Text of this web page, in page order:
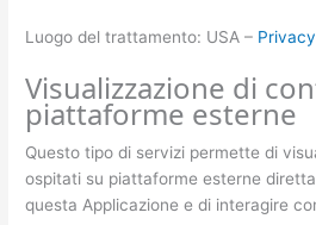
Luogo del trattamento: USA –
Visualizzazione di
piattaforme esterne
Questo tipo di servizi permette di
ospitati su piattaforme esterne
questa Applicazione e di interagire